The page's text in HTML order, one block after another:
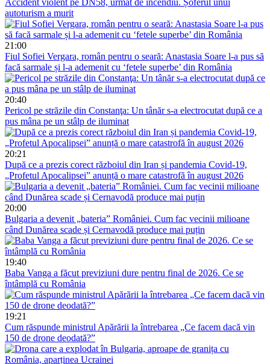
autoturism a murit
21:00
Fiul Sofiei Vergara, român pentru o seară: Anastasia Soare l-a pus să
facă sarmale și l-a ademenit cu ‘fetele superbe’ din România
20:40
Pericol pe străzile din Constanţa: Un tânăr s-a electrocutat după ce a
pus mâna pe un stâlp de iluminat
20:21
După ce a prezis corect războiul din Iran și pandemia Covid-19,
„Profetul Apocalipsei” anunță o mare catastrofă în august 2026
20:00
Bulgaria a devenit „bateria” României. Cum fac vecinii milioane
când Dunărea scade și Cernavodă produce mai puțin
19:40
Baba Vanga a făcut previziuni dure pentru final de 2026. Ce se
întâmplă cu România
19:21
Cum răspunde ministrul Apărării la întrebarea „Ce facem dacă vin
150 de drone deodată?”